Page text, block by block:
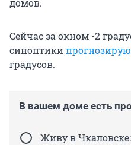
домов.
Сейчас за окном -2
синоптики
градусов.
В вашем доме есть
Живу в